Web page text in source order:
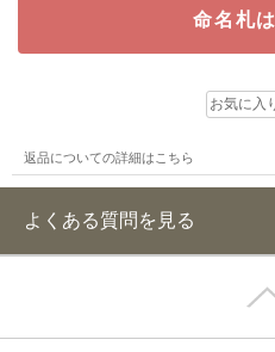
命名札
返品についての詳細はこちら
よくある質問を見る